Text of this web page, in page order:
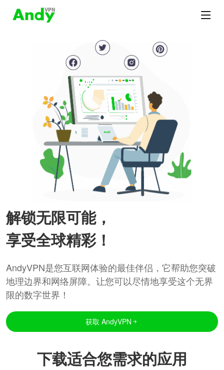
解锁无限可能，
享受全球精彩！
AndyVPN是您互联网体验的最佳伴侣，它帮助您突破
地理边界和网络屏障。让您可以尽情地享受这个无界
限的数字世界！
获取 AndyVPN
下载适合您需求的应用